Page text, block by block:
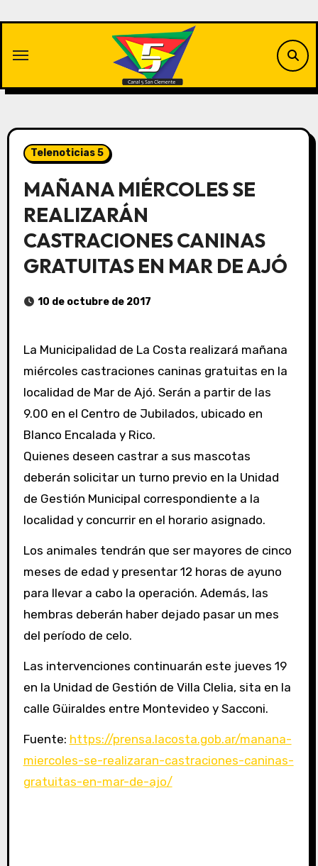
contenido
Telenoticias 5
MAÑANA MIÉRCOLES SE
REALIZARÁN
CASTRACIONES CANINAS
GRATUITAS EN MAR DE AJÓ
10 de octubre de 2017
La Municipalidad de La Costa realizará mañana
miércoles castraciones caninas gratuitas en la
localidad de Mar de Ajó. Serán a partir de las
9.00 en el Centro de Jubilados, ubicado en
Blanco Encalada y Rico.
Quienes deseen castrar a sus mascotas
deberán solicitar un turno previo en la Unidad
de Gestión Municipal correspondiente a la
localidad y concurrir en el horario asignado.
Los animales tendrán que ser mayores de cinco
meses de edad y presentar 12 horas de ayuno
para llevar a cabo la operación. Además, las
hembras deberán haber dejado pasar un mes
del período de celo.
Las intervenciones continuarán este jueves 19
en la Unidad de Gestión de Villa Clelia, sita en la
calle Güiraldes entre Montevideo y Sacconi.
Fuente: https://prensa.lacosta.gob.ar/manana-
miercoles-se-realizaran-castraciones-caninas-
gratuitas-en-mar-de-ajo/